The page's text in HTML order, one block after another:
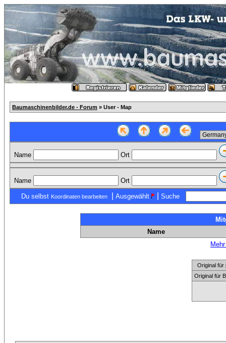
Baumaschinenbilder.de - Forum » User - Map
Name Ort
Name Ort
Du selbst Koordinaten bearbeiten Ausgewählt Suche
Name
Original für
Original für